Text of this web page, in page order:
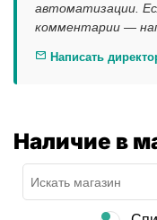
автоматизации.
комментарии —
Написать
Наличие в